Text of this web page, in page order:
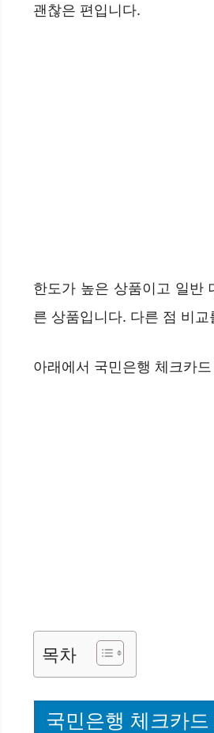
괜찮은 편입니다.
한도가 높은 상품이고 일반
른 상품입니다. 다른 점 비
아래에서 국민은행 체크카
목차
국민은행 체크카드